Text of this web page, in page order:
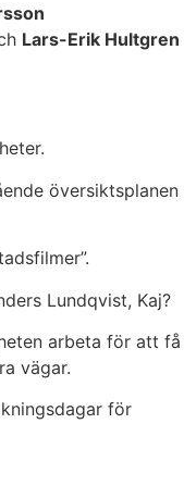
Lars-Erik Hultgren
översiktsplanen
Lundqvist, Kaj?
arbeta för att få
vägar.
för